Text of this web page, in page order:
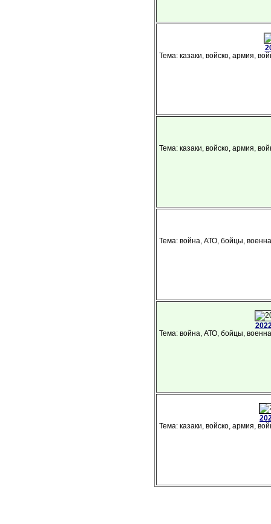
Тема: казаки, войско, армия,
Тема: казаки, войско, армия,
Тема: война, АТО, бойцы,
Тема: война, АТО, бойцы,
Тема: казаки, войско, армия,